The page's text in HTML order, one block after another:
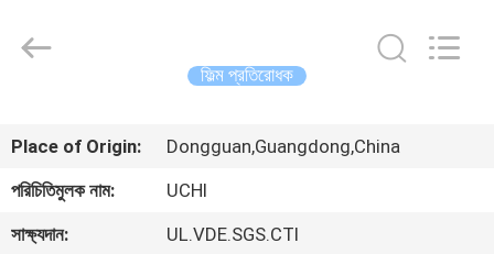
পণ্য
Electronics
Co.,Ltd.
ফিল্ম প্রতিরোধক
Place of Origin:
Dongguan,Guangdong,China
পরিচিতিমুলক নাম:
UCHI
সাক্ষ্যদান:
UL.VDE.SGS.CTI